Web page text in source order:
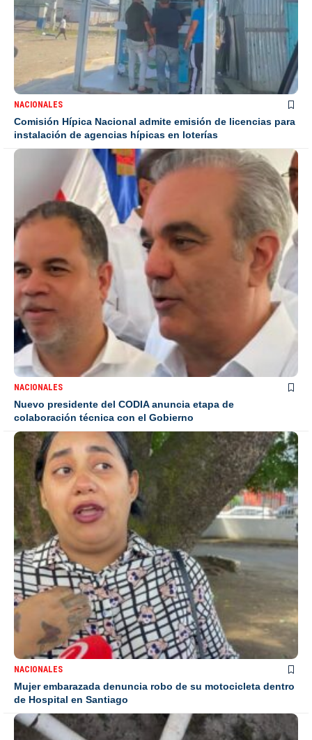
NACIONALES
Comisión Hípica Nacional admite emisión de licencias para
instalación de agencias hípicas en loterías
NACIONALES
Nuevo presidente del CODIA anuncia etapa de
colaboración técnica con el Gobierno
NACIONALES
Mujer embarazada denuncia robo de su motocicleta dentro
de Hospital en Santiago